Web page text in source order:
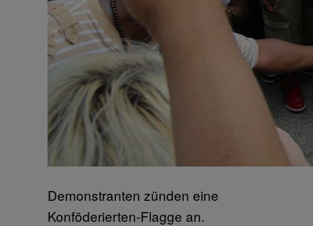
Demonstranten zünden eine
Konföderierten-Flagge an.